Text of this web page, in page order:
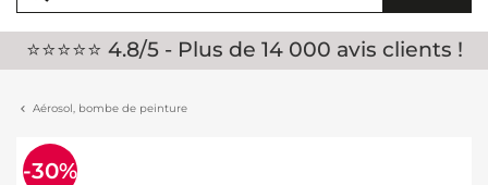
⭐⭐⭐⭐⭐ 4.8/5 - Plus de 14 000 avis clients !
Aérosol, bombe de peinture
-30%